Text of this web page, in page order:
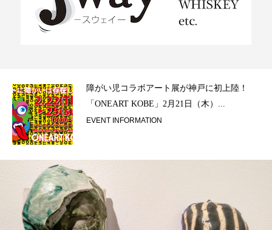
障がい児コラボアート展が神戸に初上陸！
「ONEART KOBE」2月21日（木）...
EVENT INFORMATION